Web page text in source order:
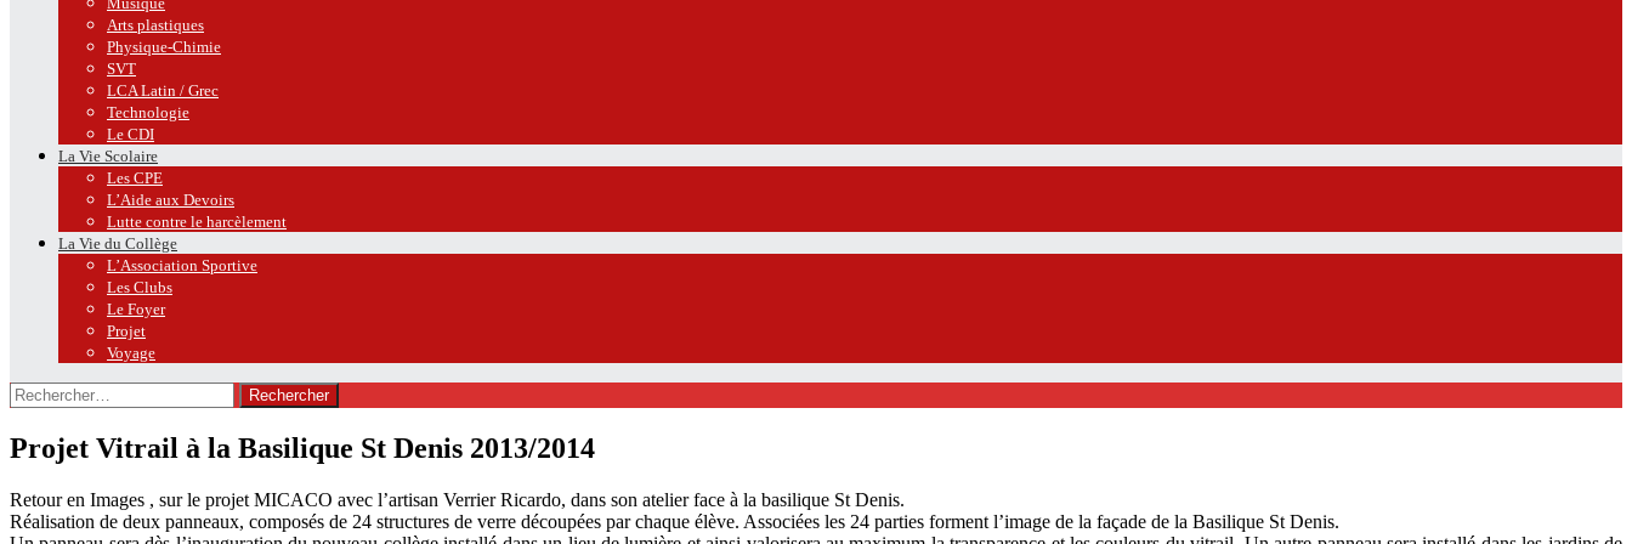
Arts plastiques
Physique-Chimie
SVT
LCA Latin / Grec
Technologie
Le CDI
La Vie Scolaire
Les CPE
L’Aide aux Devoirs
Lutte contre le harcèlement
La Vie du Collège
L’Association Sportive
Les Clubs
Le Foyer
Projet
Voyage
Rechercher :
Projet Vitrail à la Basilique St Denis 2013/2014
Retour en Images , sur le projet MICACO avec l’artisan Verrier Ricardo, dans son atelier face à la basilique St Denis.
Réalisation de deux panneaux, composés de 24 structures de verre découpées par chaque élève. Associées les 24 parties forment l’image de la façade de la Basilique St Denis.